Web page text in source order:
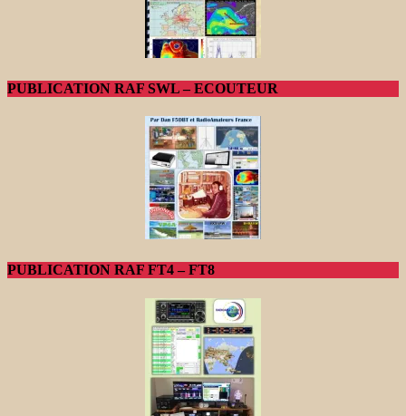
PUBLICATION RAF SWL – ECOUTEUR
PUBLICATION RAF FT4 – FT8